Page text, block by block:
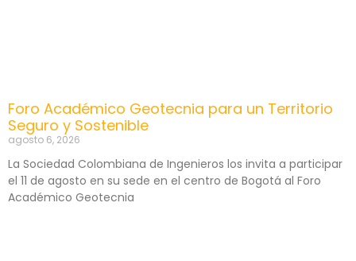
Foro Académico Geotecnia para un Territorio
Seguro y Sostenible
agosto 6, 2026
La Sociedad Colombiana de Ingenieros los invita a participar
el 11 de agosto en su sede en el centro de Bogotá al Foro
Académico Geotecnia